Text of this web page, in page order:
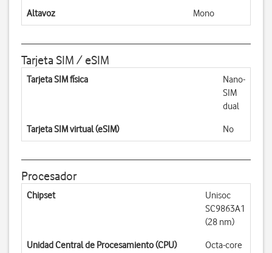
Altavoz Mono
Tarjeta SIM / eSIM
Tarjeta SIM física
Nano-
SIM
dual
Tarjeta SIM virtual (eSIM) No
Procesador
Chipset
Unisoc
SC9863A1
(28 nm)
Unidad Central de Procesamiento (CPU) Octa-core